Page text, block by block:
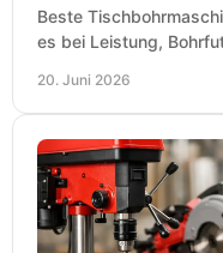
Beste
es bei Leistung,
20. Juni 2026